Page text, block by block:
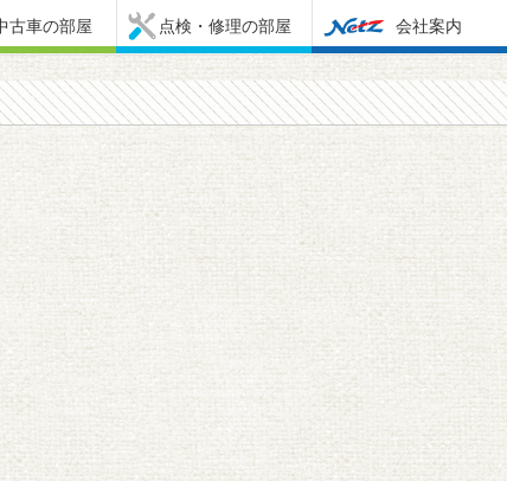
古車の部屋 点検・修理の部屋 会社案内